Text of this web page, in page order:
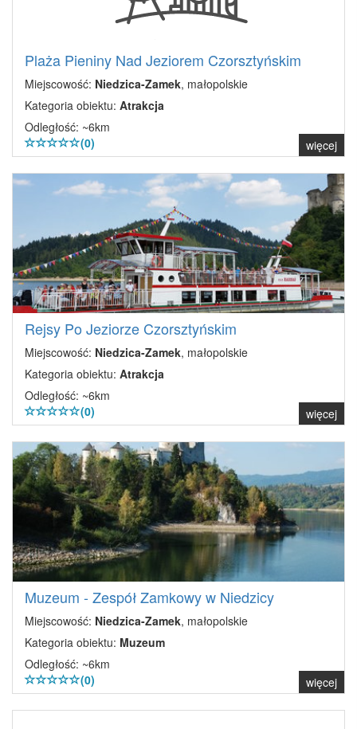
Plaża Pieniny Nad Jeziorem Czorsztyńskim
Miejscowość: Niedzica-Zamek, małopolskie
Kategoria obiektu: Atrakcja
Odległość: ~6km
(0)
więcej
Rejsy Po Jeziorze Czorsztyńskim
Miejscowość: Niedzica-Zamek, małopolskie
Kategoria obiektu: Atrakcja
Odległość: ~6km
(0)
więcej
Muzeum - Zespół Zamkowy w Niedzicy
Miejscowość: Niedzica-Zamek, małopolskie
Kategoria obiektu: Muzeum
Odległość: ~6km
(0)
więcej